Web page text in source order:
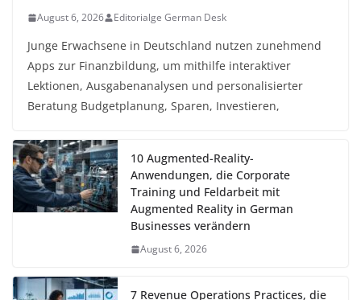
August 6, 2026 Editorialge German Desk
Junge Erwachsene in Deutschland nutzen zunehmend
Apps zur Finanzbildung, um mithilfe interaktiver
Lektionen, Ausgabenanalysen und personalisierter
Beratung Budgetplanung, Sparen, Investieren,
10 Augmented-Reality-
Anwendungen, die Corporate
Training und Feldarbeit mit
Augmented Reality in German
Businesses verändern
August 6, 2026
7 Revenue Operations Practices, die